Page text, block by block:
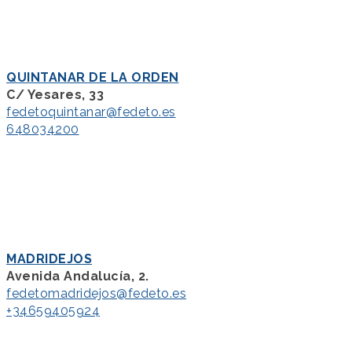
QUINTANAR DE LA ORDEN
C/ Yesares, 33
fedetoquintanar@fedeto.es
648034200
MADRIDEJOS
Avenida Andalucía, 2.
fedetomadridejos@fedeto.es
+34659405924